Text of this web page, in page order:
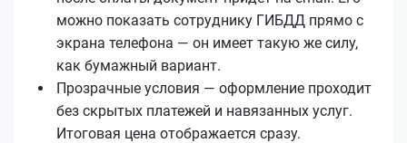
можно показать сотруднику ГИБДД прямо с
экрана телефона — он имеет такую же силу,
как бумажный вариант.
Прозрачные условия — оформление проходит
без скрытых платежей и навязанных услуг.
Итоговая цена отображается сразу.